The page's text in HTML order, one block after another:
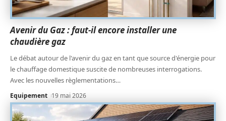
Avenir du Gaz : faut-il encore installer une
chaudière gaz
Le débat autour de l'avenir du gaz en tant que source d'énergie pour
le chauffage domestique suscite de nombreuses interrogations.
Avec les nouvelles règlementations…
Equipement 19 mai 2026